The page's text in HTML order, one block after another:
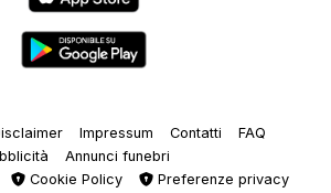
Impressum Contatti
FAQ
Annunci funebri
Cookie Policy Preferenze privacy